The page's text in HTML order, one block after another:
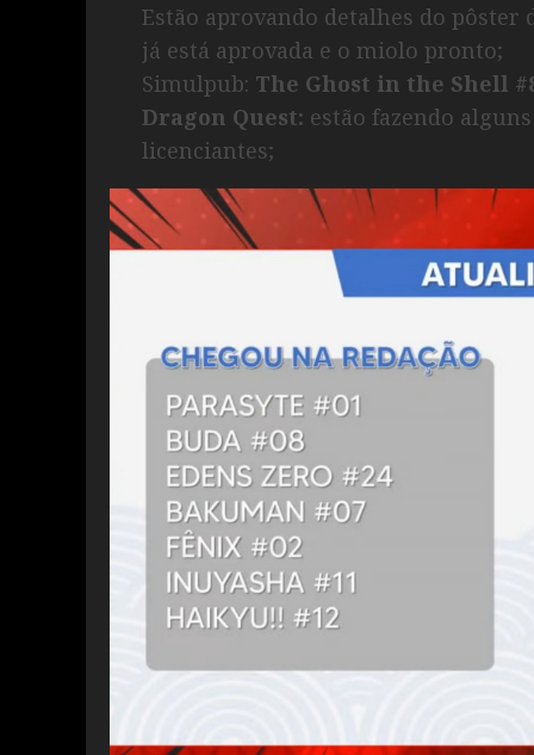
Estão aprovando detalhes do pôster
já está aprovada e o miolo pronto;
Simulpub: The Ghost in the Shell
Dragon Quest: estão fazendo
licenciantes;